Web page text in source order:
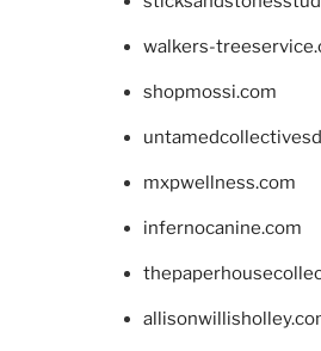
walkers-
shopmossi.com
mxpwellness.com
infernocanine.com